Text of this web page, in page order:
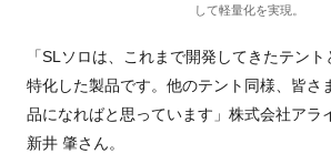
して軽量化を実現。
「SLソロは、これまで開発してきたテン
特化した製品です。他のテント同様、皆さ
品になればと思っています」株式会社アラ
新井 肇さん。